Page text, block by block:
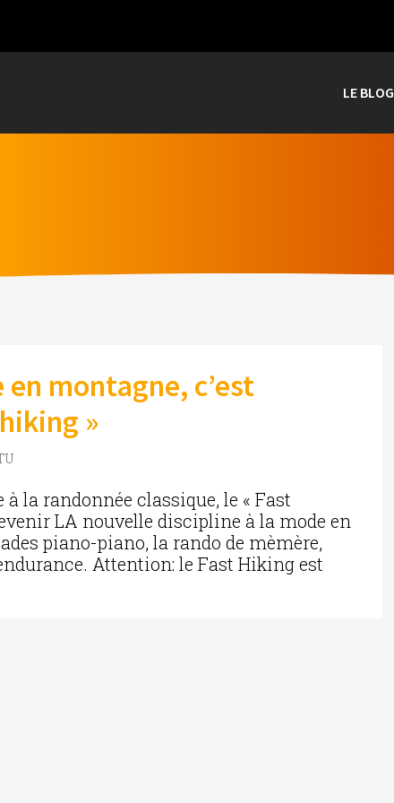
LE BLOG
montagne, c’est
»
la randonnée classique, le « Fast
LA nouvelle discipline à la mode en
piano-piano, la rando de mèmère,
Attention: le Fast Hiking est